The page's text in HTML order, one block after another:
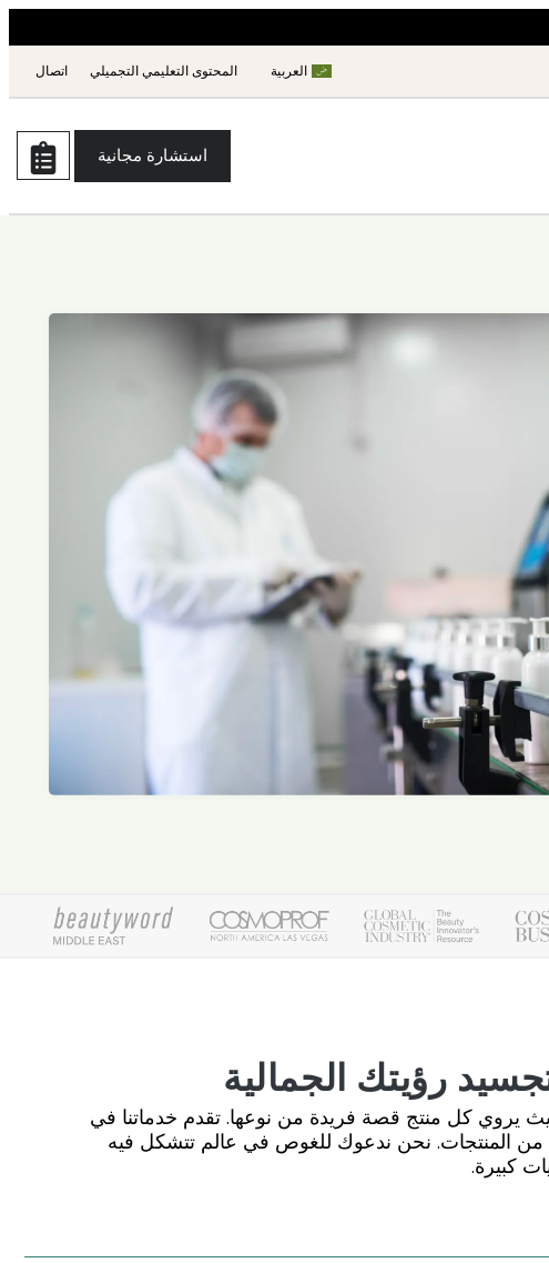
العربية المحتوى التعليمي التجميلي اتصال
استشارة مجانية
رؤيتك الجمالية
يروي كل منتج قصة فريدة من نوعها. تقدم خدماتنا في
المنتجات. نحن ندعوك للغوص في عالم تتشكل فيه
كبيرة.